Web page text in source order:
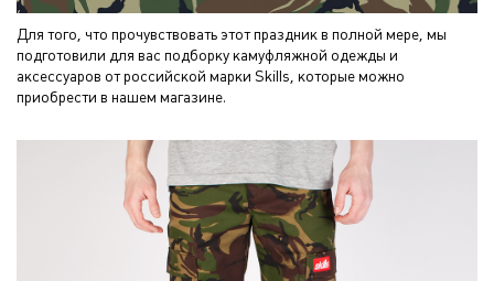
Для того, что прочувствовать этот праздник в полной мере, мы
подготовили для вас подборку камуфляжной одежды и
аксессуаров от российской марки Skills, которые можно
приобрести в нашем магазине.